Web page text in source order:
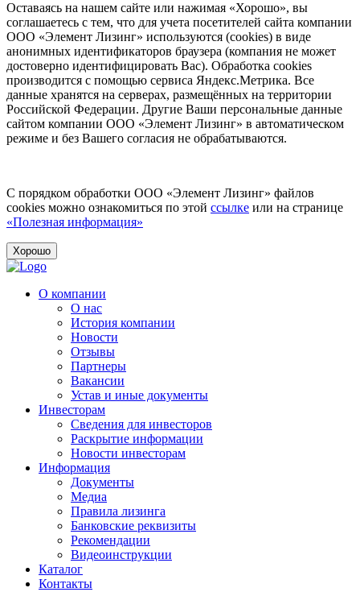
Оставаясь на нашем сайте или нажимая «Хорошо», вы
соглашаетесь с тем, что для учета посетителей сайта компании
ООО «Элемент Лизинг» используются (cookies) в виде
анонимных идентификаторов браузера (компания не может
достоверно идентифицировать Вас). Обработка cookies
производится с помощью сервиса Яндекс.Метрика. Все
данные хранятся на серверах, размещённых на территории
Российской Федерации. Другие Ваши персональные данные
сайтом компании ООО «Элемент Лизинг» в автоматическом
режиме и без Вашего согласия не обрабатываются.
С порядком обработки ООО «Элемент Лизинг» файлов
cookies можно ознакомиться по этой ссылке или на странице
«Полезная информация»
Хорошо
О компании
О нас
История компании
Новости
Отзывы
Партнеры
Вакансии
Устав и иные документы
Инвесторам
Сведения для инвесторов
Раскрытие информации
Новости инвесторам
Информация
Документы
Медиа
Правила лизинга
Банковские реквизиты
Рекомендации
Видеоинструкции
Каталог
Контакты